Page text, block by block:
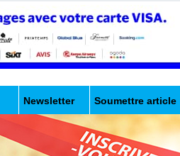
Newsletter Soumettre article